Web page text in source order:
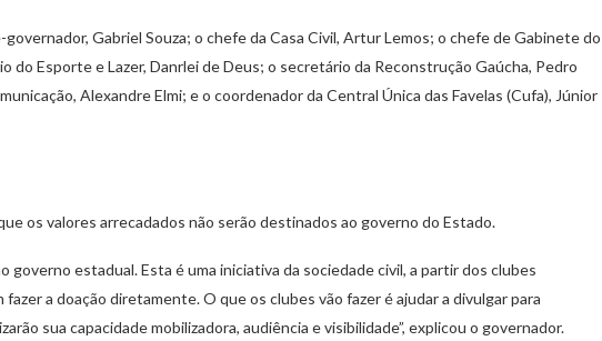
Gabriel Souza; o chefe da Casa Civil, Artur Lemos; o chefe de Gabinete do
do Esporte e Lazer, Danrlei de Deus; o secretário da Reconstrução Gaúcha, Pedro
Alexandre Elmi; e o coordenador da Central Única das Favelas (Cufa), Júnior
os valores arrecadados não serão destinados ao governo do Estado.
governo estadual. Esta é uma iniciativa da sociedade civil, a partir dos clubes
a doação diretamente. O que os clubes vão fazer é ajudar a divulgar para
sua capacidade mobilizadora, audiência e visibilidade”, explicou o governador.